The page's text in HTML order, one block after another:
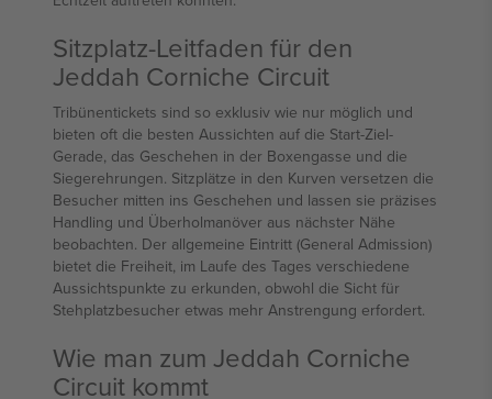
Sitzplatz-Leitfaden für den
Jeddah Corniche Circuit
Tribünentickets sind so exklusiv wie nur möglich und
bieten oft die besten Aussichten auf die Start-Ziel-
Gerade, das Geschehen in der Boxengasse und die
Siegerehrungen. Sitzplätze in den Kurven versetzen die
Besucher mitten ins Geschehen und lassen sie präzises
Handling und Überholmanöver aus nächster Nähe
beobachten. Der allgemeine Eintritt (General Admission)
bietet die Freiheit, im Laufe des Tages verschiedene
Aussichtspunkte zu erkunden, obwohl die Sicht für
Stehplatzbesucher etwas mehr Anstrengung erfordert.
Wie man zum Jeddah Corniche
Circuit kommt